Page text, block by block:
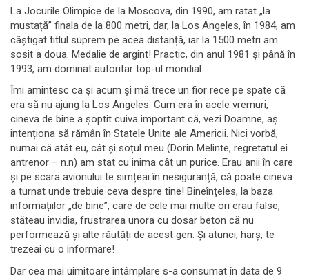
La Jocurile Olimpice de la Moscova, din 1990, am ratat „la
mustață” finala de la 800 metri, dar, la Los Angeles, în 1984, am
câștigat titlul suprem pe acea distanță, iar la 1500 metri am
sosit a doua. Medalie de argint! Practic, din anul 1981 și până în
1993, am dominat autoritar top-ul mondial.
Îmi amintesc ca și acum și mă trece un fior rece pe spate că
era să nu ajung la Los Angeles. Cum era în acele vremuri,
cineva de bine a șoptit cuiva important că, vezi Doamne, aș
intenționa să rămân în Statele Unite ale Americii. Nici vorbă,
numai că atât eu, cât și soțul meu (Dorin Melinte, regretatul ei
antrenor – n.n) am stat cu inima cât un purice. Erau anii în care
și pe scara avionului te simțeai în nesiguranță, că poate cineva
a turnat unde trebuie ceva despre tine! Bineînțeles, la baza
informațiilor „de bine”, care de cele mai multe ori erau false,
stăteau invidia, frustrarea unora cu dosar beton că nu
performează și alte răutăți de acest gen. Și atunci, harș, te
trezeai cu o informare!
Dar cea mai uimitoare întâmplare s-a consumat în data de 9